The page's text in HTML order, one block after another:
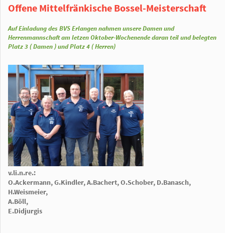
Offene Mittelfränkische Bossel-Meisterschaft
Auf Einladung des BVS Erlangen nahmen unsere Damen und
Herrenmannschaft am letzen Oktober-Wochenende daran teil und belegten
Platz 3 ( Damen ) und Platz 4 ( Herren)
v.li.n.re.:
O.Ackermann, G.Kindler, A.Bachert, O.Schober, D.Banasch,
H.Weismeier,
A.Böll,
E.Didjurgis